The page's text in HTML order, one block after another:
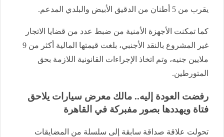
يقرب من 5 أطنان من الدقيق الأبيض والبلدي المدعم.
كما تمكنت الأجهزة الأمنية من ضبط عدد من قضايا الاتجار
غير المشروع بالنقد الأجنبي، بلغت قيمتها المالية أكثر من 9
ملايين جنيه، وتم اتخاذ الإجراءات القانونية اللازمة بحق
المتورطين.
رفضت العودة إليه.. مالك معرض سيارات يلاحق
فتاة ويهددها بصور مفبركة في القاهرة
تحولت علاقة صداقة سابقة إلى سلسلة من المضايقات